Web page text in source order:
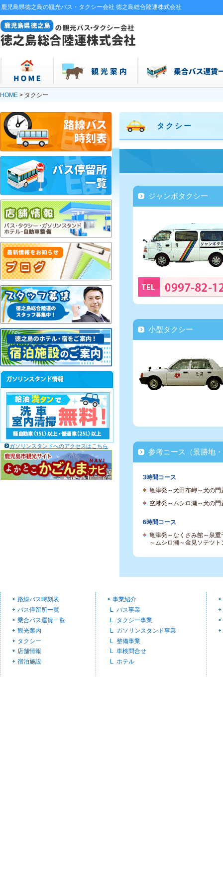
鹿児島県徳之島の観光バス・タクシー会社 徳之島総合陸運株式会社
HOME > タクシー
ガソリンスタンドへのアクセスはこちら
タクシー
ジャンボタクシー
小型タクシー
参考コース（景勝地
3時間コース
亀津発～犬田布岬～犬の
空港発～ムシロ瀬～犬の
6時間コース
亀津発～なくさみ館～泉
～ムシロ瀬～金見ソテツ
路線バス時刻表
バス停留所一覧
乗合バス運賃一覧
観光案内
タクシー
店舗情報
宿泊施設
事業紹介
バス事業
タクシー事業
ガソリンスタンド事業
整備事業
車検問合せ
ホテル